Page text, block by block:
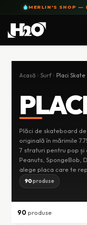
MERLIN'S SHOP —
Acasă Surf Placi Skate
Plăci de skateboard
originală în mărimile
7 straturi pentru pop
Peanuts, SpongeBob,
alege placa care te
90produse
90 produse